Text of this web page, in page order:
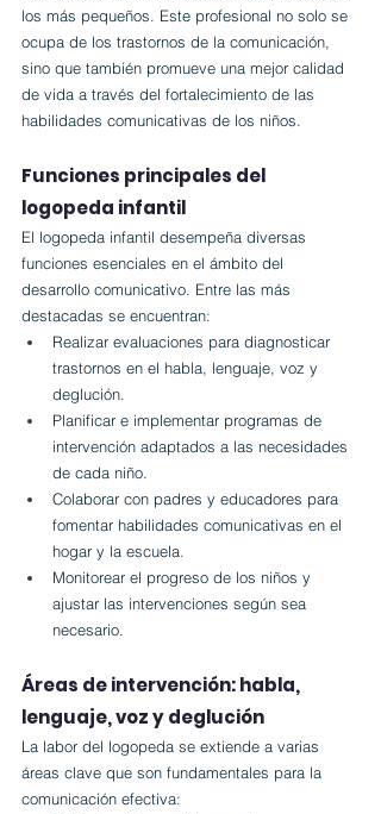
los más pequeños. Este profesional no solo se
ocupa de los trastornos de la comunicación,
sino que también promueve una mejor calidad
de vida a través del fortalecimiento de las
habilidades comunicativas de los niños.
Funciones principales del
logopeda infantil
El logopeda infantil desempeña diversas
funciones esenciales en el ámbito del
desarrollo comunicativo. Entre las más
destacadas se encuentran:
Realizar evaluaciones para diagnosticar
trastornos en el habla, lenguaje, voz y
deglución.
Planificar e implementar programas de
intervención adaptados a las necesidades
de cada niño.
Colaborar con padres y educadores para
fomentar habilidades comunicativas en el
hogar y la escuela.
Monitorear el progreso de los niños y
ajustar las intervenciones según sea
necesario.
Áreas de intervención: habla,
lenguaje, voz y deglución
La labor del logopeda se extiende a varias
áreas clave que son fundamentales para la
comunicación efectiva: